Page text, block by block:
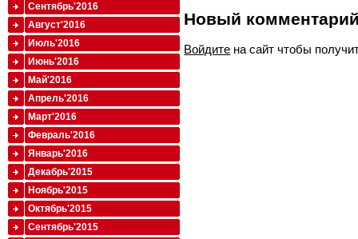
Новый
Войдите на сайт чтобы
Сентябрь'2016
Август'2016
Июль'2016
Июнь'2016
Май'2016
Апрель'2016
Март'2016
Февраль'2016
Январь'2016
Декабрь'2015
Ноябрь'2015
Октябрь'2015
Сентябрь'2015